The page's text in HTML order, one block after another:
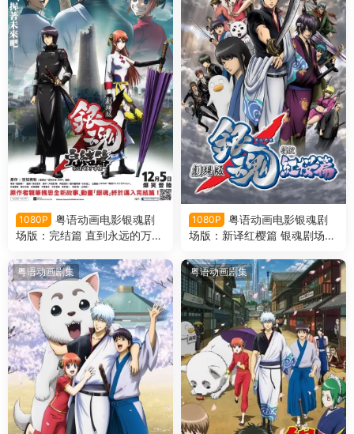
1080P
粤语动画电影银魂剧
场版：完结篇 直到永远的万事
1080P
粤语动画电影银魂剧
场版：新译红樱篇 银魂剧场版
粤语动画剧集 粤语动画剧集